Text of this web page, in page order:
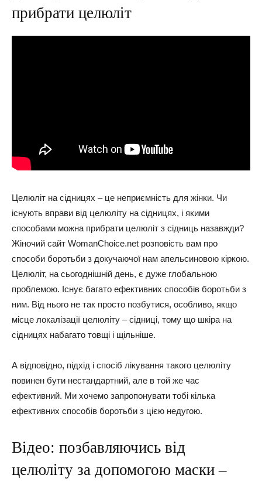
прибрати целюліт
Целюліт на сідницях – це неприємність для жінки. Чи
існують вправи від целюліту на сідницях, і якими
способами можна прибрати целюліт з сідниць назавжди?
Жіночий сайт WomanChoice.net розповість вам про
способи боротьби з докучаючої нам апельсиновою кіркою.
Целюліт, на сьогоднішній день, є дуже глобальною
проблемою. Існує багато ефективних способів боротьби з
ним. Від нього не так просто позбутися, особливо, якщо
місце локалізації целюліту – сідниці, тому що шкіра на
сідницях набагато товщі і щільніше.
А відповідно, підхід і спосіб лікування такого целюліту
повинен бути нестандартний, але в той же час
ефективний. Ми хочемо запропонувати тобі кілька
ефективних способів боротьби з цією недугою.
Відео: позбавляючись від
целюліту за допомогою маски –